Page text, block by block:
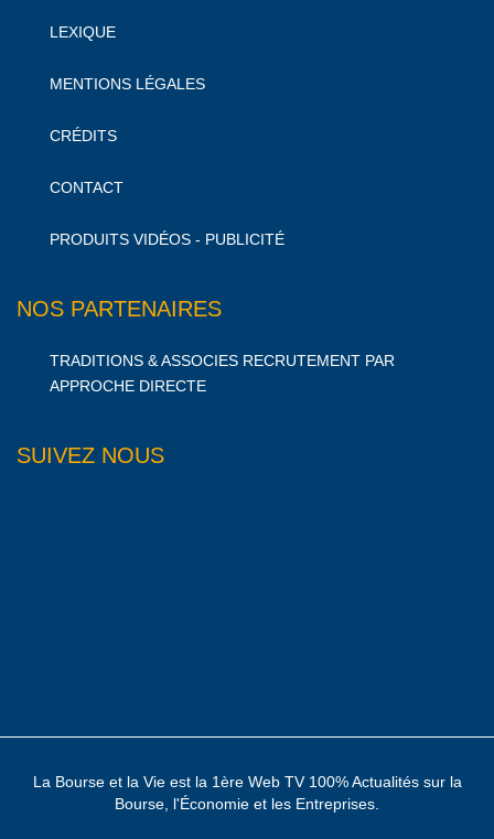
LEXIQUE
MENTIONS LÉGALES
CRÉDITS
CONTACT
PRODUITS VIDÉOS - PUBLICITÉ
NOS PARTENAIRES
TRADITIONS & ASSOCIES RECRUTEMENT PAR
APPROCHE DIRECTE
SUIVEZ NOUS
La Bourse et la Vie est la 1ère Web TV 100% Actualités sur la
Bourse, l'Économie et les Entreprises.